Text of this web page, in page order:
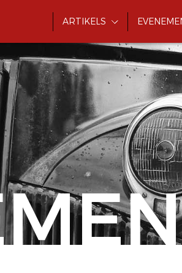
ARTIKELS